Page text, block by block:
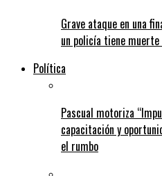
Grave ataque en una
un policía tiene
Política
Pascual motoriza
capacitación y
el rumbo